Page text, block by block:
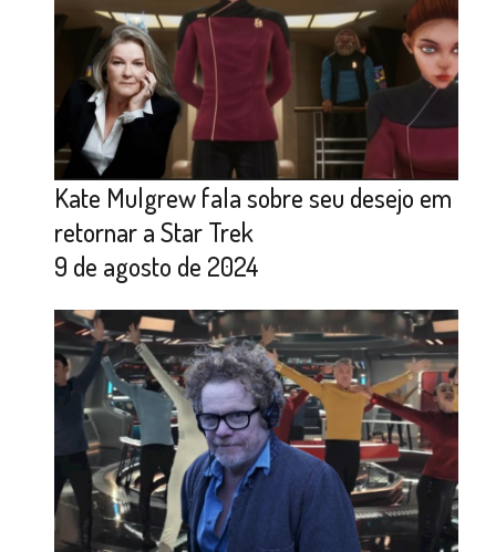
Kate Mulgrew fala sobre seu desejo em
retornar a Star Trek
9 de agosto de 2024